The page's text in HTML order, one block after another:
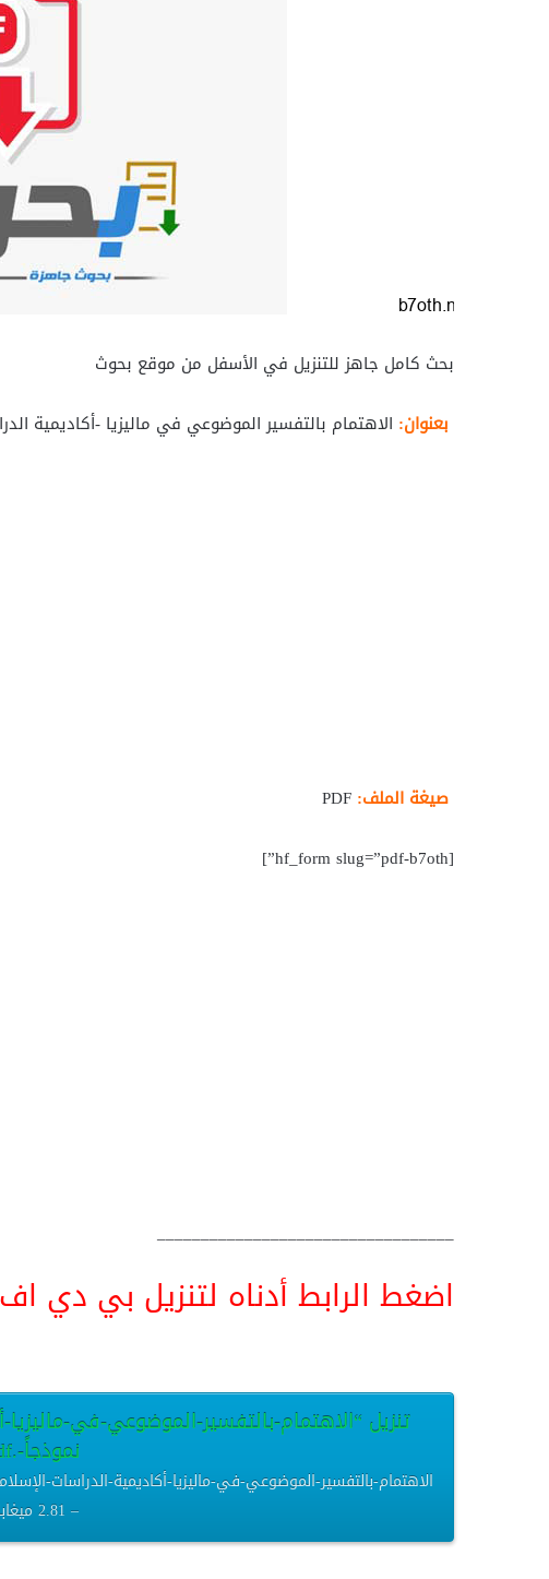
بحث كامل جاهز للتنزيل في الأسفل من موقع بحوث
بعنوان: الاهتمام بالتفسير الموضوعي في ماليزيا -أكاديمية
صيغة الملف:
[hf_form slug=”pdf-b7oth”]
__________________________________
اضغط الرابط أدناه لتنزيل بي دي اف pdf البحث كامل ومنسق جاهز
تنزيل “الاهتمام-بالتفسير-الموضوعي-في-
نموذجاً-.pdf”
– 2.81 ميغابايت